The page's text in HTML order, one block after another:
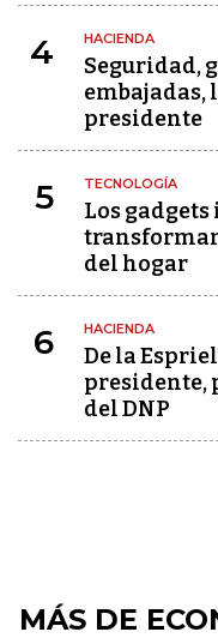
4 HACIENDA
Seguridad,
embajadas,
presidente
5 TECNOLOGÍA
Los
del hogar
6 HACIENDA
De la
presidente,
del DNP
MÁS DE